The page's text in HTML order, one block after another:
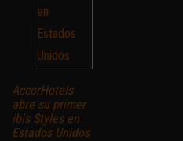
AccorHotels
abre su primer
ibis Styles en
Estados Unidos